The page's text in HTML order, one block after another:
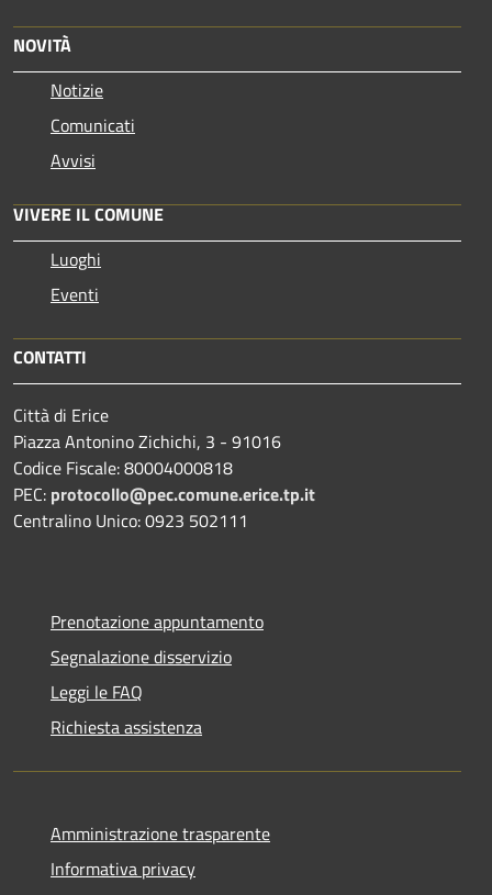
NOVITÀ
Notizie
Comunicati
Avvisi
VIVERE IL COMUNE
Luoghi
Eventi
CONTATTI
Città di Erice
Piazza Antonino Zichichi, 3 - 91016
Codice Fiscale: 80004000818
PEC: protocollo@pec.comune.erice.tp.it
Centralino Unico: 0923 502111
Prenotazione appuntamento
Segnalazione disservizio
Leggi le FAQ
Richiesta assistenza
Amministrazione trasparente
Informativa privacy